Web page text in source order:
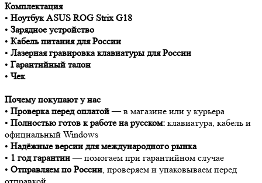
Комплектация
• Ноутбук ASUS ROG Strix G18
• Зарядное устройство
• Кабель питания для России
• Лазерная гравировка клавиатуры для России
• Гарантийный талон
• Чек
Почему покупают у нас
• Проверка перед оплатой— в магазине или у курьера
• Полностью готов к работе на русском: клавиатура, кабель и
официальный Windows
• Надёжные версии для международного рынка
• 1 год гарантии— помогаем при гарантийном случае
• Отправляем по России, проверяем и упаковываем перед